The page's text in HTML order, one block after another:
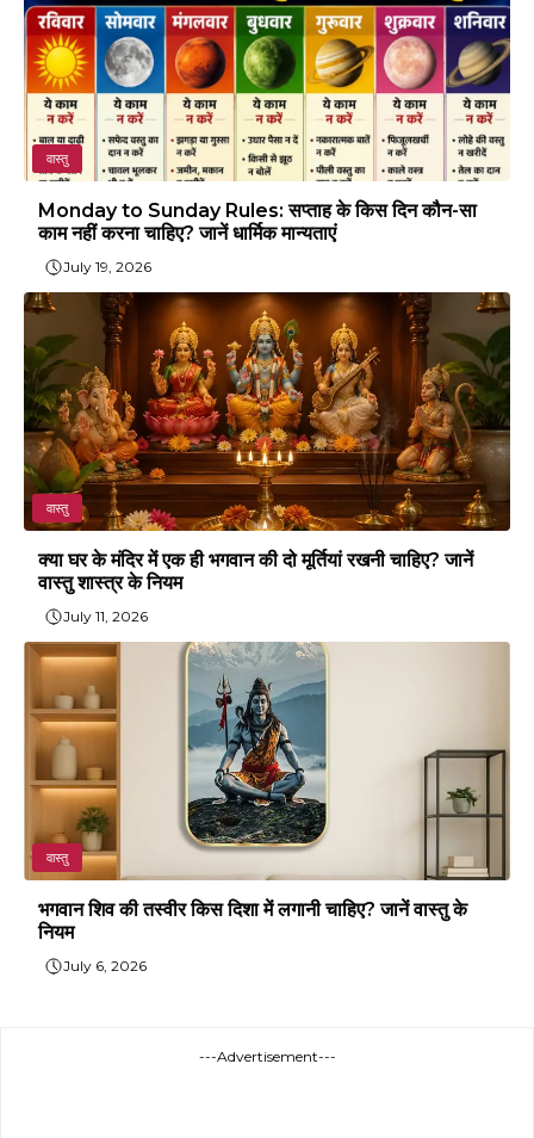
वास्तु
Monday to Sunday Rules: सप्ताह के किस दिन कौन-सा
काम नहीं करना चाहिए? जानें धार्मिक मान्यताएं
July 19, 2026
वास्तु
क्या घर के मंदिर में एक ही भगवान की दो मूर्तियां रखनी चाहिए? जानें
वास्तु शास्त्र के नियम
July 11, 2026
वास्तु
भगवान शिव की तस्वीर किस दिशा में लगानी चाहिए? जानें वास्तु के
नियम
July 6, 2026
---Advertisement---